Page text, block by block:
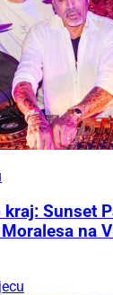
kraj: Sunset
na